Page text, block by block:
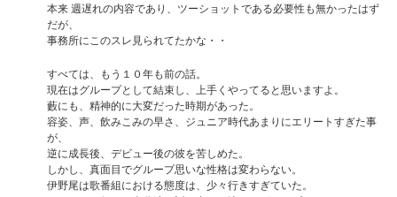
本来 週遅れの内容であり、ツーショットである必要性も無かったはず
だが、
事務所にこのスレ見られてたかな・・
すべては、もう１０年も前の話。
現在はグループとして結束し、上手くやってると思いますよ。
藪にも、精神的に大変だった時期があった。
容姿、声、飲みこみの早さ、ジュニア時代あまりにエリートすぎた事
が、
逆に成長後、デビュー後の彼を苦しめた。
しかし、真面目でグループ思いな性格は変わらない。
伊野尾は歌番組における態度は、少々行きすぎていた。